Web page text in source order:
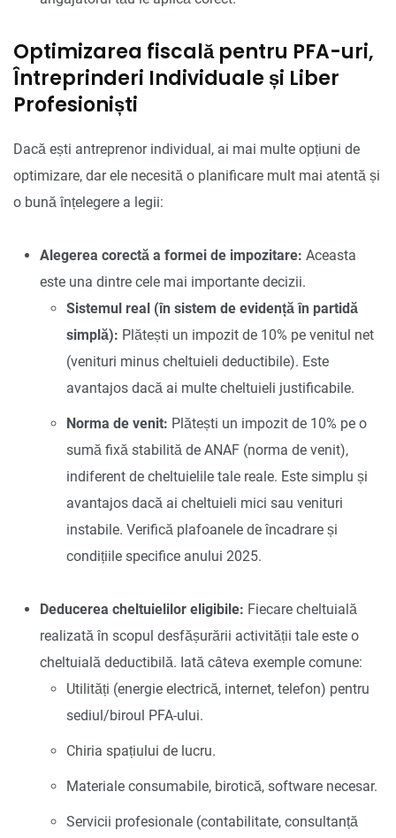
Optimizarea fiscală pentru PFA-uri,
Întreprinderi Individuale și Liber
Profesioniști
Dacă ești antreprenor individual, ai mai multe opțiuni de
optimizare, dar ele necesită o planificare mult mai atentă și
o bună înțelegere a legii:
Alegerea corectă a formei de impozitare: Aceasta
este una dintre cele mai importante decizii.
Sistemul real (în sistem de evidență în partidă
simplă): Plătești un impozit de 10% pe venitul net
(venituri minus cheltuieli deductibile). Este
avantajos dacă ai multe cheltuieli justificabile.
Norma de venit: Plătești un impozit de 10% pe o
sumă fixă stabilită de ANAF (norma de venit),
indiferent de cheltuielile tale reale. Este simplu și
avantajos dacă ai cheltuieli mici sau venituri
instabile. Verifică plafoanele de încadrare și
condițiile specifice anului 2025.
Deducerea cheltuielilor eligibile: Fiecare cheltuială
realizată în scopul desfășurării activității tale este o
cheltuială deductibilă. Iată câteva exemple comune:
Utilități (energie electrică, internet, telefon) pentru
sediul/biroul PFA-ului.
Chiria spațiului de lucru.
Materiale consumabile, birotică, software necesar.
Servicii profesionale (contabilitate, consultanță